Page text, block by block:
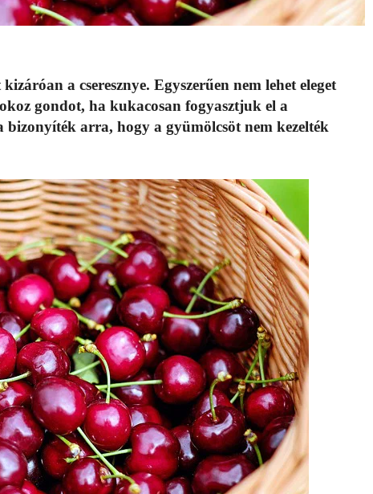
a cseresznye. Egyszerűen nem lehet eleget
gondot, ha kukacosan fogyasztjuk el a
bizonyíték arra, hogy a gyümölcsöt nem kezelték